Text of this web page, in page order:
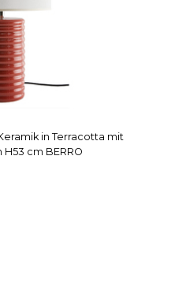
in Terracotta mit
cm BERRO